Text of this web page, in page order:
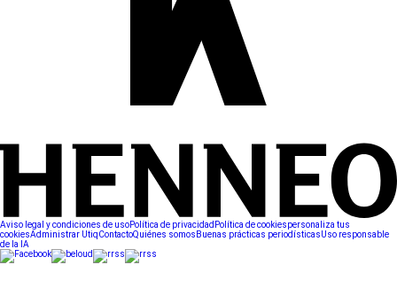
Aviso legal y condiciones de usoPolítica de privacidad Política de cookiespersonaliza tus
cookiesAdministrar UtiqContactoQuiénes somos Buenas prácticas periodísticasUso responsable
de la IA